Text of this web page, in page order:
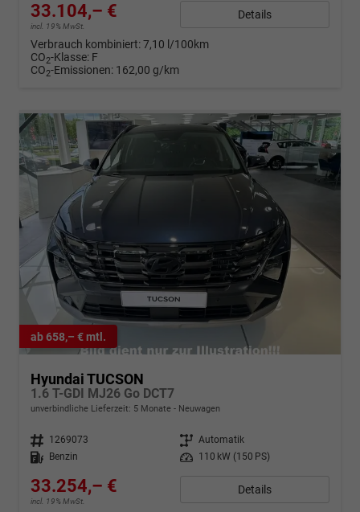
33.104,– €
incl. 19% MwSt.
Details
Verbrauch kombiniert:7,10 l/100km
CO2-Klasse: F
CO2-Emissionen: 162,00 g/km
ab 658,– € mtl.
Hyundai TUCSON
1.6 T-GDI MJ26 Go DCT7
unverbindliche Lieferzeit: 5 Monate Neuwagen
Fahrzeugnr. 1269073 Getriebe Automatik
Kraftstoff
Benzin Leistung 110 kW (150 PS)
33.254,– €
incl. 19% MwSt.
Details